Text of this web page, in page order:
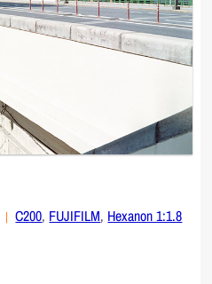
C200, FUJIFILM, Hexanon 1:1.8